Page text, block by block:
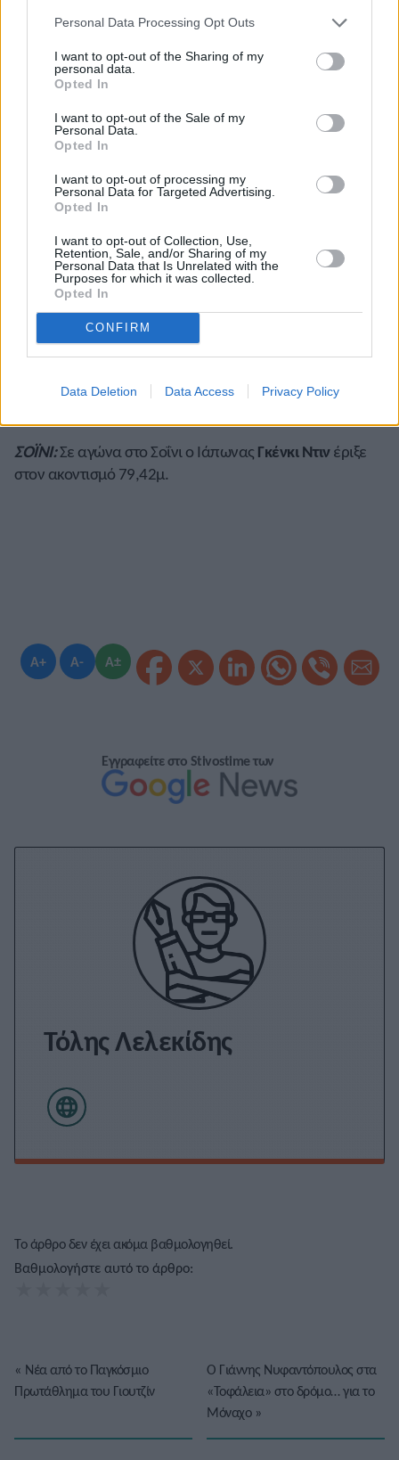
Personal Data Processing Opt Outs
I want to opt-out of the Sharing of my
personal data.
Opted In
I want to opt-out of the Sale of my
Personal Data.
Opted In
I want to opt-out of processing my
Personal Data for Targeted Advertising.
Opted In
I want to opt-out of Collection, Use,
Retention, Sale, and/or Sharing of my
Personal Data that Is Unrelated with the
Purposes for which it was collected.
Opted In
CONFIRM
Data Deletion Data Access Privacy Policy
A+ A- A±
ΡΩΣΙΑ:ΟΣεργκέι Σουμπένκοφθα αγωνιστεί την Τρίτη
πρωτάθλημα της περιοχής Αλτάι. Ο επόμενος μεγάλος
αγώνας για τον Ρώσο πρωταθλητή θα είναι στο εθνικό
Τσεμποκσάρι.
Αντριάνα Βιλάγκοςκέρδισε τον ακοντισμό με 60,13μ.
Ακόμη οΜπογκντάν Βιντόικοβιτς
ΣΛΟΒΑΚΙΑ:Η Ουκρανία έτρεξε τα 4×400μ. σε 3.07.46
και η Σλοβακία ακολούθησε σε 3.15.37 σε αγώνα στη
Ντούμπνιτσα.
ΦΙΝΛΑΝΔΙΑ:Σε μίτινγκ στο Πόρβοο ο Φινλανδός
σημειώνοντας εθνικό ρεκόρ. Στα ημιτελικά είχε κάνει
ΣΟΪΝΙ:Σε αγώνα στο Σοΐνι ο Ιάπωνας Γκένκι Ντινέριξε
στον ακοντισμό 79,42μ.
Εγγραφείτε στο Stivostime των
Τόλης Λελεκίδης
Το άρθρο δεν έχει ακόμα βαθμολογηθεί.
Βαθμολογήστε αυτό το άρθρο:
« Νέα από το Παγκόσμιο
Πρωτάθλημα του Γιουτζίν
Ο Γιάννης Νυφαντόπουλος στα
«Τοφάλεια» στο δρόμο… για το
Μόναχο»